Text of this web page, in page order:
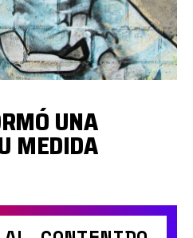
UNA
MEDIDA